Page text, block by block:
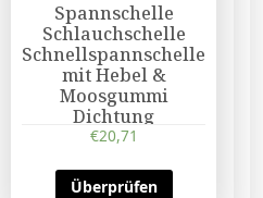
Spannschelle
Schlauchschelle
Schnellspannschelle
mit Hebel &
Moosgummi
Dichtung
€20,71
Überprüfen